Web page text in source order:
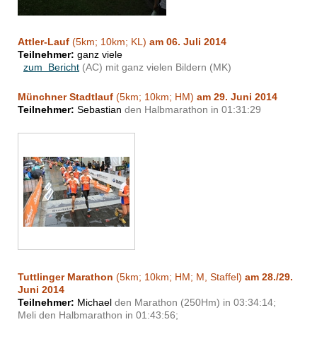
Attler-Lauf (5km; 10km; KL) am 06. Juli 2014
Teilnehmer: ganz viele
zum Bericht (AC) mit ganz vielen Bildern (MK)
Münchner Stadtlauf (5km; 10km; HM) am 29. Juni 2014
Teilnehmer: Sebastian den Halbmarathon in 01:31:29
Tuttlinger Marathon (5km; 10km; HM; M, Staffel) am 28./29.
Juni 2014
Teilnehmer: Michael den Marathon (250Hm) in 03:34:14;
Meli den Halbmarathon in 01:43:56;